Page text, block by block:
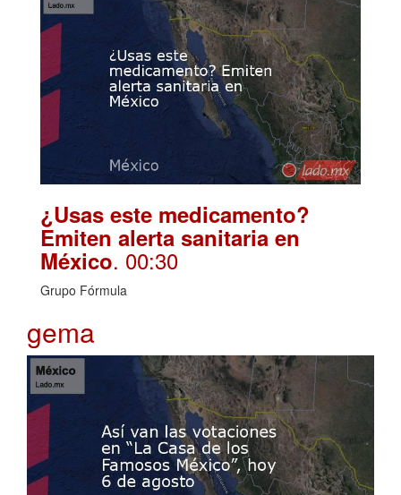
¿Usas este medicamento?
Emiten alerta sanitaria en
México. 00:30
Grupo Fórmula
gema